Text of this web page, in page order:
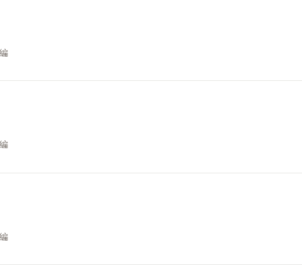
編
編
編